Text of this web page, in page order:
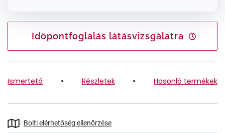
Időpontfoglalás látásvizsgálatra
Ismertető Részletek Hasonló termékek
Bolti elérhetőség ellenőrzése